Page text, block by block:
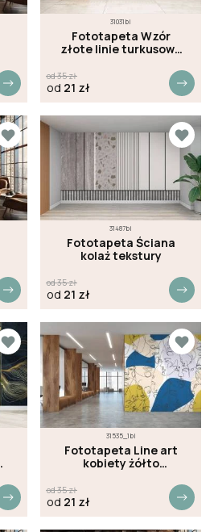
31031bi
Fototapeta Wzór
złote linie turkusowe
od35zł
od 21 zł
31487bi
Fototapeta Ściana
kolaż tekstury
od35zł
od 21 zł
31535_1bi
Fototapeta Line art
kobiety żółto
od35zł
od 21 zł